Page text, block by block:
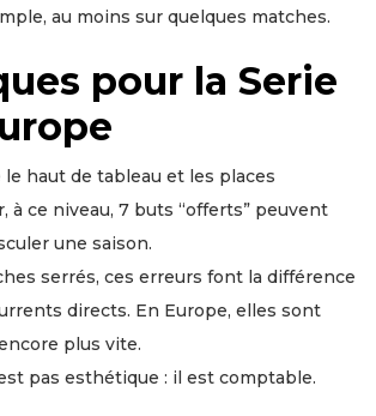
au moins sur quelques matches.
pour la Serie
le haut de tableau et les places
à ce niveau, 7 buts “offerts” peuvent
une saison.
serrés, ces erreurs font la différence
directs. En Europe, elles sont
plus vite.
pas esthétique : il est comptable.